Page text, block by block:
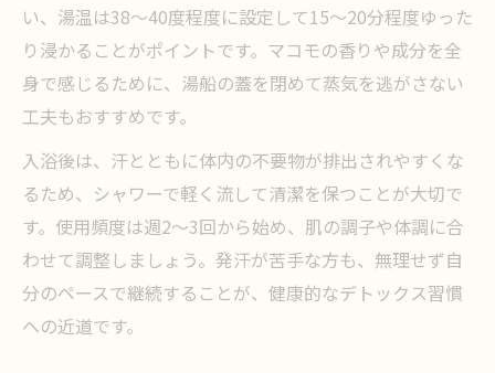
い、湯温は38～40度程度に設定して15～20分程度ゆった
り浸かることがポイントです。マコモの香りや成分を全
身で感じるために、湯船の蓋を閉めて蒸気を逃がさない
工夫もおすすめです。
入浴後は、汗とともに体内の不要物が排出されやすくな
るため、シャワーで軽く流して清潔を保つことが大切で
す。使用頻度は週2～3回から始め、肌の調子や体調に合
わせて調整しましょう。発汗が苦手な方も、無理せず自
分のペースで継続することが、健康的なデトックス習慣
への近道です。